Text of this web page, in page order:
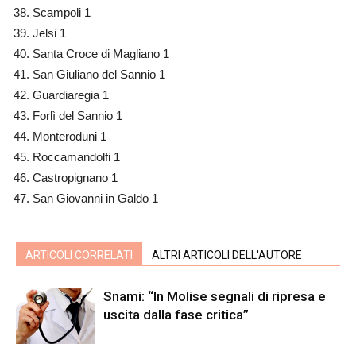
Scampoli 1
Jelsi 1
Santa Croce di Magliano 1
San Giuliano del Sannio 1
Guardiaregia 1
Forlì del Sannio 1
Monteroduni 1
Roccamandolfi 1
Castropignano 1
San Giovanni in Galdo 1
ARTICOLI CORRELATI ALTRI ARTICOLI DELL'AUTORE
Snami: “In Molise segnali di ripresa e
uscita dalla fase critica”